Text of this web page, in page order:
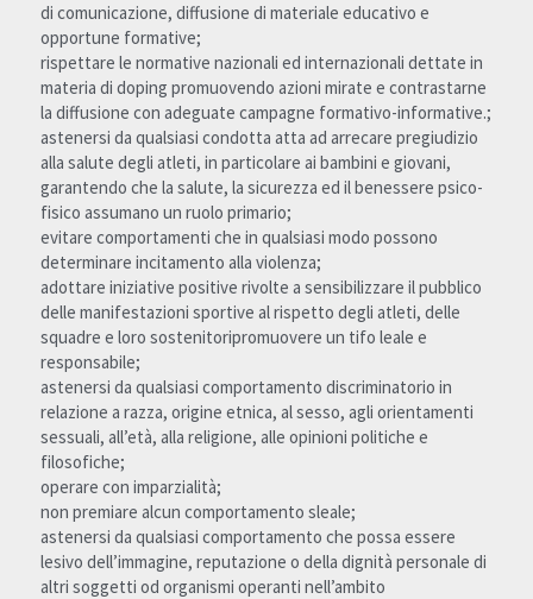
di comunicazione, diffusione di materiale educativo e
opportune formative;
rispettare le normative nazionali ed internazionali dettate in
materia di doping promuovendo azioni mirate e contrastarne
la diffusione con adeguate campagne formativo-informative.;
astenersi da qualsiasi condotta atta ad arrecare pregiudizio
alla salute degli atleti, in particolare ai bambini e giovani,
garantendo che la salute, la sicurezza ed il benessere psico-
fisico assumano un ruolo primario;
evitare comportamenti che in qualsiasi modo possono
determinare incitamento alla violenza;
adottare iniziative positive rivolte a sensibilizzare il pubblico
delle manifestazioni sportive al rispetto degli atleti, delle
squadre e loro sostenitoripromuovere un tifo leale e
responsabile;
astenersi da qualsiasi comportamento discriminatorio in
relazione a razza, origine etnica, al sesso, agli orientamenti
sessuali, all’età, alla religione, alle opinioni politiche e
filosofiche;
operare con imparzialità;
non premiare alcun comportamento sleale;
astenersi da qualsiasi comportamento che possa essere
lesivo dell’immagine, reputazione o della dignità personale di
altri soggetti od organismi operanti nell’ambito